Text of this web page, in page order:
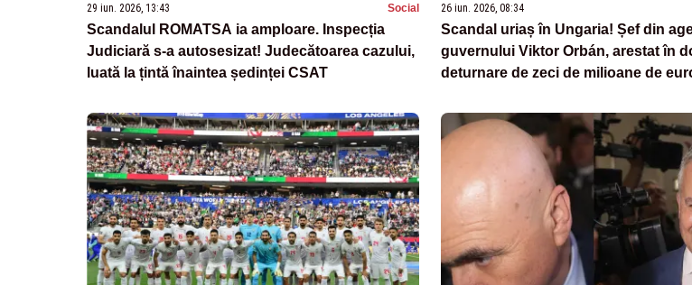
29 iun. 2026, 13:43 Social
Scandalul ROMATSA ia amploare. Inspecția
Judiciară s-a autosesizat! Judecătoarea cazului,
luată la țintă înaintea ședinței CSAT
26 iun. 2026, 08:34
Scandal uriaș în Ungaria! Șef din
guvernului Viktor Orbán, arestat în
deturnare de zeci de milioane de